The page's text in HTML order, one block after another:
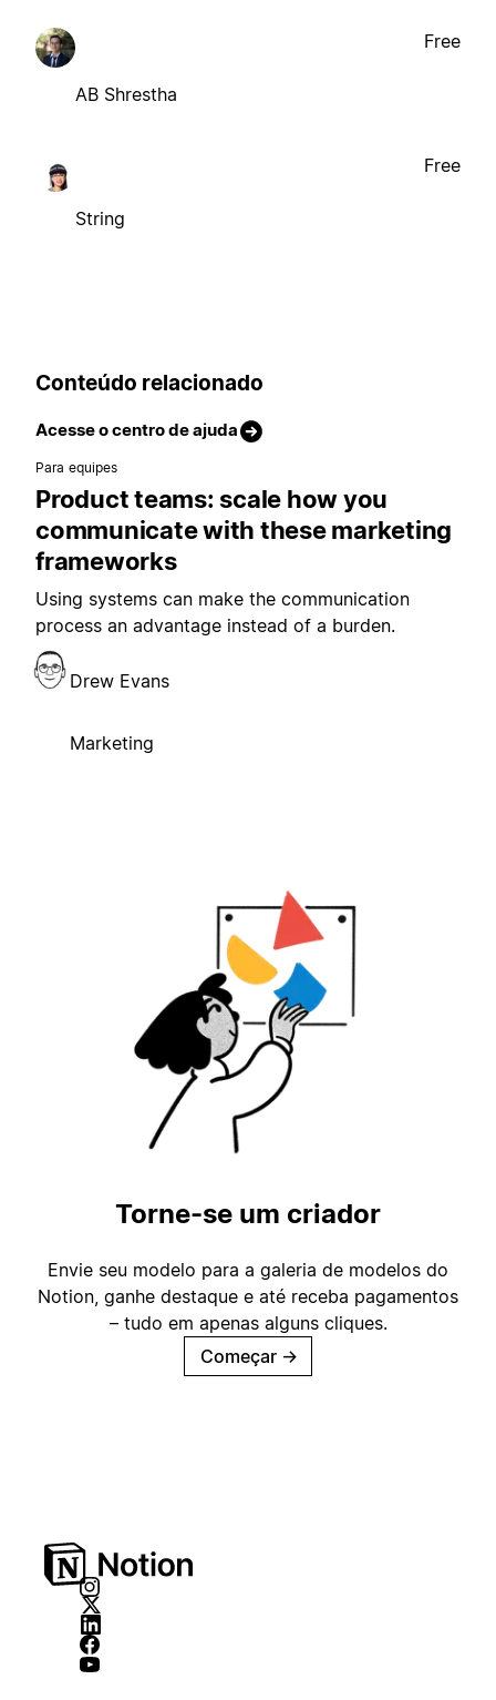
AB Shrestha
Free
String
Free
Conteúdo relacionado
Acesse o centro de ajuda
Para equipes
Product teams: scale how you
communicate with these marketing
frameworks
Using systems can make the communication
process an advantage instead of a burden.
Drew Evans
Marketing
Torne-se um criador
Envie seu modelo para a galeria de modelos do
Notion, ganhe destaque e até receba pagamentos
– tudo em apenas alguns cliques.
Começar →